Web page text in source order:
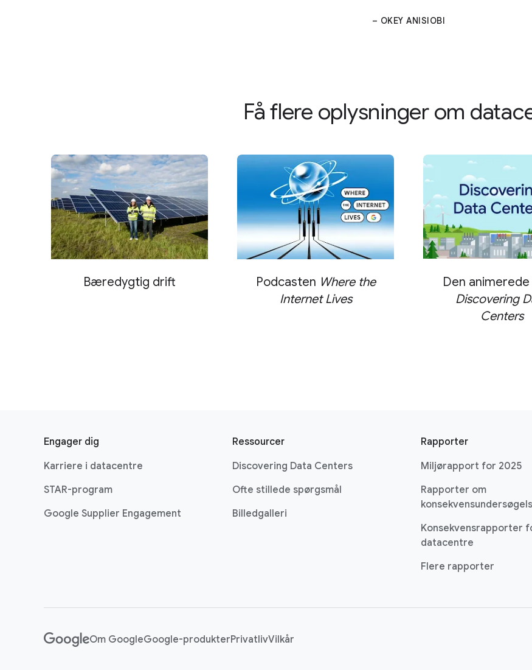
– OKEY ANISIOBI
Få flere oplysninger om
Bæredygtig drift Podcasten Where the
Internet Lives
Den
Discovering
Centers
Engager dig
Karriere i datacentre
STAR-program
Google Supplier Engagement
Ressourcer
Discovering Data Centers
Ofte stillede spørgsmål
Billedgalleri
Rapporter
Miljørapport for 2025
Rapporter om
Konsekvensrapporter
datacentre
Flere rapporter
Om GoogleGoogle-produkterPrivatlivVilkår